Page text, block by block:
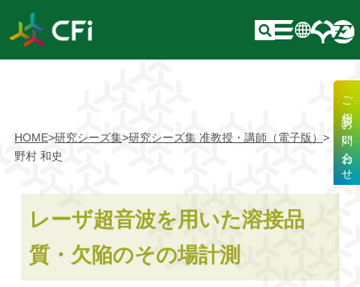
ご相談・お問い合わせ
HOME>研究シーズ集>研究シーズ集 准教授・講師（電子版） >
野村 和史
レーザ超音波を用いた溶接品
質・欠陥のその場計測